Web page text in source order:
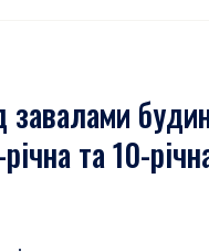
завалами
та 10-